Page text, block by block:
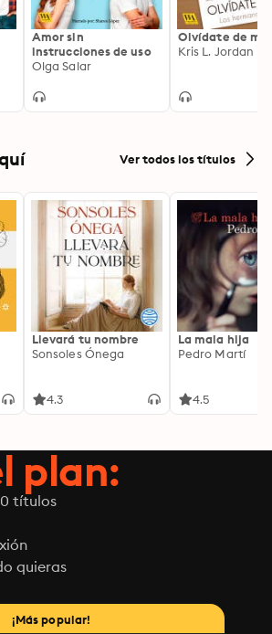
Amor sin
instrucciones de uso
Olga Salar
Olvídate de mí
Kris L. Jordan
Ver todos los títulos
Llevará tu nombre
Sonsoles Ónega
4.3
La mala hija
Pedro Martí
4.5
plan:
títulos
quieras
¡Más popular!